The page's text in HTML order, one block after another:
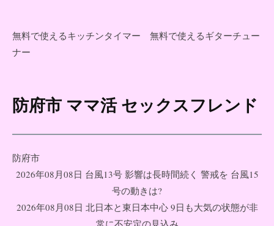
無料で使えるキッチンタイマー
無料で使えるギターチュー
ナー
コ
テ
ン
防府市 ママ活 セックスフレンド
防府市
2026年08月08日 台風13号 影響は長時間続く 警戒を 台風15
号の動きは?
2026年08月08日 北日本と東日本中心 9日も大気の状態が非
常に不安定の見込み